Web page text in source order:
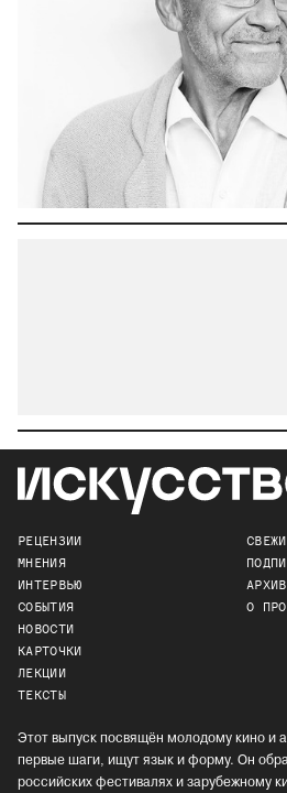
РЕЦЕНЗИИ
МНЕНИЯ
ИНТЕРВЬЮ
СОБЫТИЯ
НОВОСТИ
КАРТОЧКИ
ЛЕКЦИИ
ТЕКСТЫ
О
Этот выпуск посвящён молодому кино и
первые шаги, ищут язык и форму. Он
российских фестивалях и зарубежному